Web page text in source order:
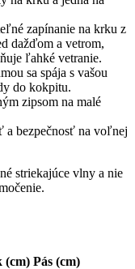
zapínanie na krku z
dažďom a vetrom,
ľahké vetranie.
sa spája s vašou
do kokpitu.
zipsom na malé
a bezpečnosť na voľnej
striekajúce vlny a nie
(cm) Pás (cm)